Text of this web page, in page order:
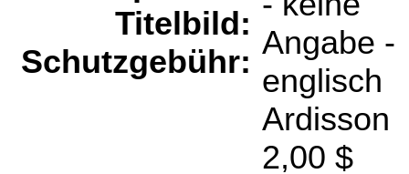
Titelbild:
Schutzgebühr:
Angabe -
englisch
Ardisson
2,00 $